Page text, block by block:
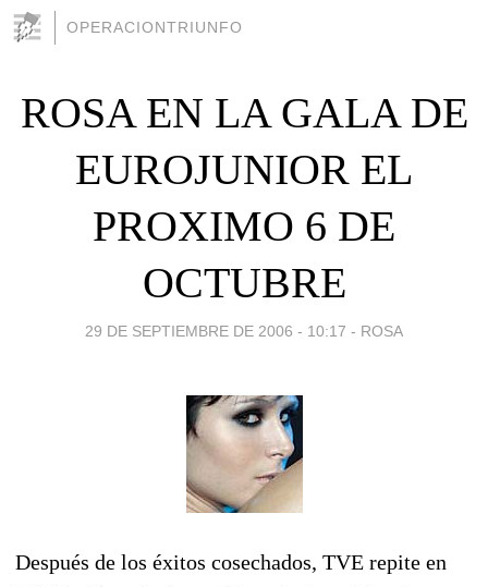
OPERACIONTRIUNFO
ROSA EN LA GALA DE
EUROJUNIOR EL
PROXIMO 6 DE
OCTUBRE
29 DE SEPTIEMBRE DE 2006 - 10:17 - ROSA
Después de los éxitos cosechados, TVE repite en